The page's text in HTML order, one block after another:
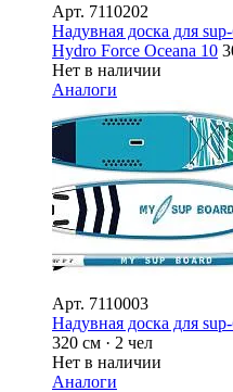
Арт. 7110202
Надувная доска для
Hydro Force Oceana 10
Нет в наличии
Аналоги
Арт. 7110003
Надувная доска для
320 см · 2 чел
Нет в наличии
Аналоги